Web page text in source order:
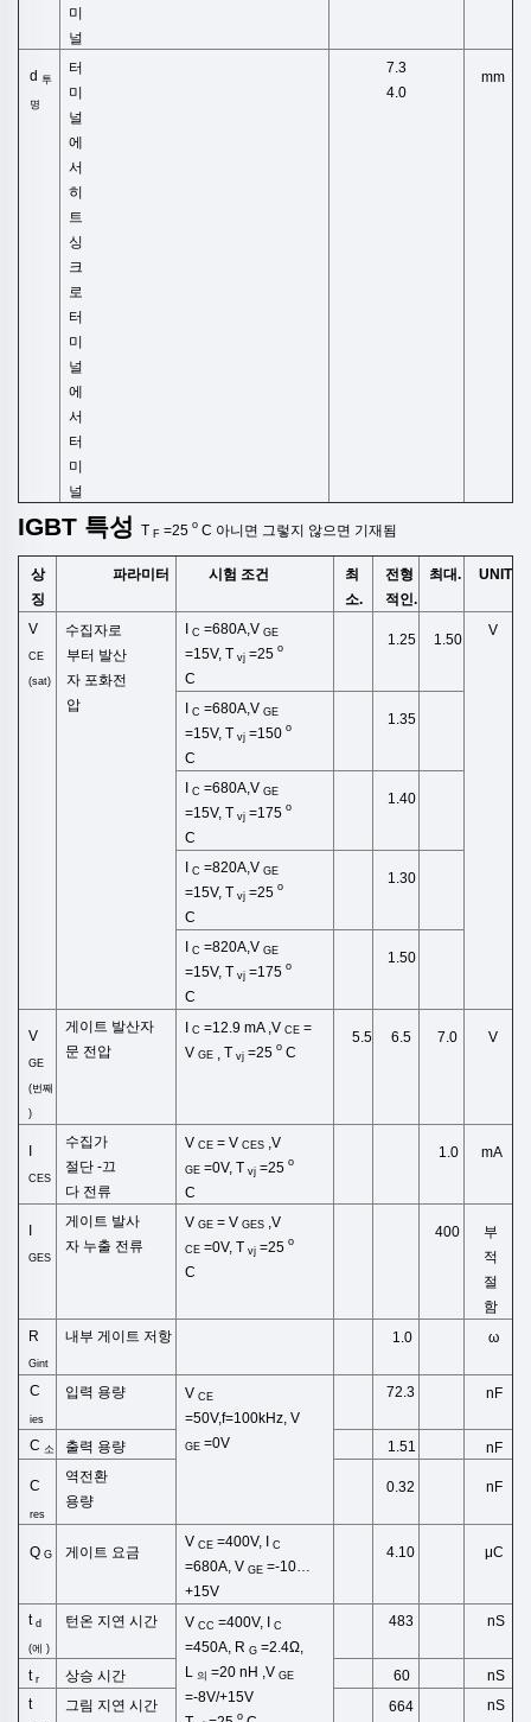
미
널
d 투
명
터
미
널
에
서
히
트
싱
크
로
터
미
널
에
서
터
미
널
7.3
4.0
mm
IGBT 특성 T F =25 o C 아니면 그렇지 않으면 기재됨
상
징
파라미터 시험 조건
최
소.
전형
적인.
최대. UNIT
V
CE
(sat)
수집자로
부터 발산
자 포화전
압
IC=680A,VGE
=15V,Tvj=25o
C
1.25 1.50
V
IC=680A,VGE
=15V,Tvj=150o
C
1.35
IC=680A,VGE
=15V,Tvj=175o
C
1.40
IC=820A,VGE
=15V,Tvj=25o
C
1.30
IC=820A,VGE
=15V,Tvj=175o
C
1.50
V
GE
(번째
)
게이트 발산자
문 전압
IC=12.9mA ,VCE=
VGE , Tvj=25o C
5.5 6.5 7.0 V
CES
수집가
절단-끄
다 전류
VCE=VCES ,V
GE=0V,Tvj=25o
C
1.0 mA
GES
게이트 발사
자 누출 전류
VGE=VGES ,V
CE=0V,Tvj=25o
C
400
부
적
절
함
R
Gint
내부 게이트 저항 1.0 ω
C
ies
입력 용량 VCE
=50V,f=100kHz,V
GE=0V
72.3 nF
C 소 출력 용량 1.51 nF
C
res
역전환
용량
0.32 nF
Q G 게이트 요금
VCE=400V, IC
=680A,VGE=-10…
+15V
4.10 μC
td
(에)
턴온 지연 시간 VCC=400V, IC
=450A, RG=2.4Ω,
L 의=20nH ,VGE
=-8V/+15V
o
483 nS
tr 상승 시간 60
nS
t
그림 지연 시간 664 nS